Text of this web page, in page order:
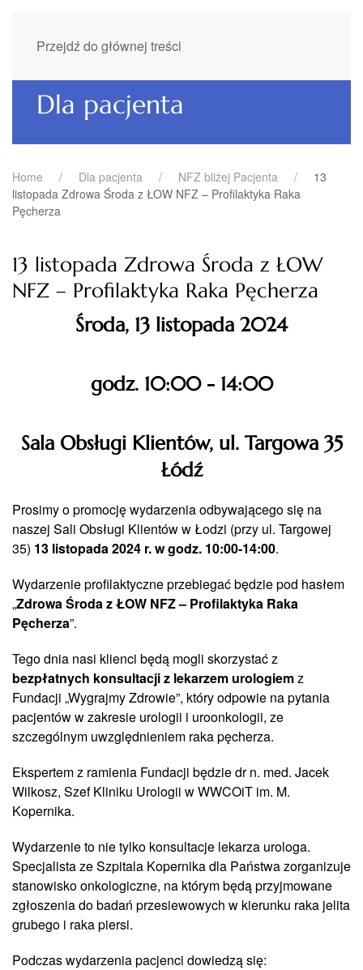
Przejdź do głównej treści
Dla pacjenta
Home Dla pacjenta NFZ bliżej Pacjenta
13
listopada Zdrowa Środa z ŁOW NFZ – Profilaktyka Raka
Pęcherza
13 listopada Zdrowa Środa z ŁOW
NFZ – Profilaktyka Raka Pęcherza
Środa, 13 listopada 2024
godz. 10:00 - 14:00
Sala Obsługi Klientów, ul. Targowa 35
Łódź
Prosimy o promocję wydarzenia odbywającego się na
naszej Sali Obsługi Klientów w Łodzi (przy ul. Targowej
35) 13 listopada 2024 r. w godz. 10:00-14:00.
Wydarzenie profilaktyczne przebiegać będzie pod hasłem
„Zdrowa Środa z ŁOW NFZ – Profilaktyka Raka
Pęcherza”.
Tego dnia nasi klienci będą mogli skorzystać z
bezpłatnych konsultacji z lekarzem urologiemz
Fundacji „Wygrajmy Zdrowie”, który odpowie na pytania
pacjentów w zakresie urologii i uroonkologii, ze
szczególnym uwzględnieniem raka pęcherza.
Ekspertem z ramienia Fundacji będzie dr n. med. Jacek
Wilkosz, Szef Kliniku Urologii w WWCOiT im. M.
Kopernika.
Wydarzenie to nie tylko konsultacje lekarza urologa.
Specjalista ze Szpitala Kopernika dla Państwa zorganizuje
stanowisko onkologiczne, na którym będą przyjmowane
zgłoszenia do badań przesiewowych w kierunku raka jelita
grubego i raka piersi.
Podczas wydarzenia pacjenci dowiedzą się: